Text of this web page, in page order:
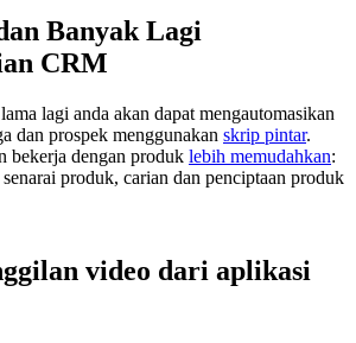
Banyak Lagi
CRM
lagi anda akan dapat mengautomasikan
dan prospek menggunakan skrip pintar.
bekerja dengan produk lebih memudahkan:
produk, carian dan penciptaan produk
video dari aplikasi